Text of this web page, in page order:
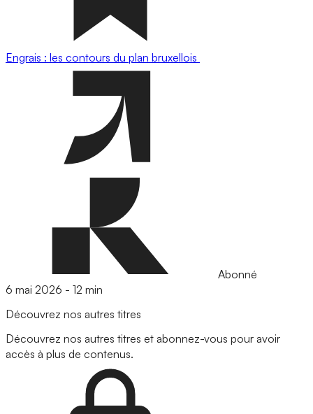
Engrais : les contours du plan bruxellois
Abonné
6 mai 2026 - 12 min
Découvrez nos autres titres
Découvrez nos autres titres et abonnez-vous pour avoir
accès à plus de contenus.